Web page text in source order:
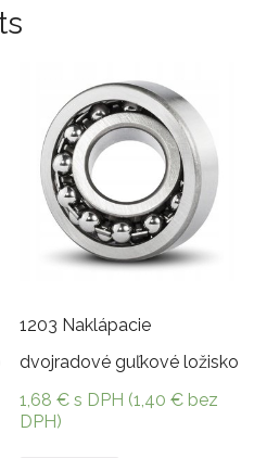
1203 Naklápacie
dvojradové guľkové ložisko
1,68€ s DPH (1,40€ bez
DPH)